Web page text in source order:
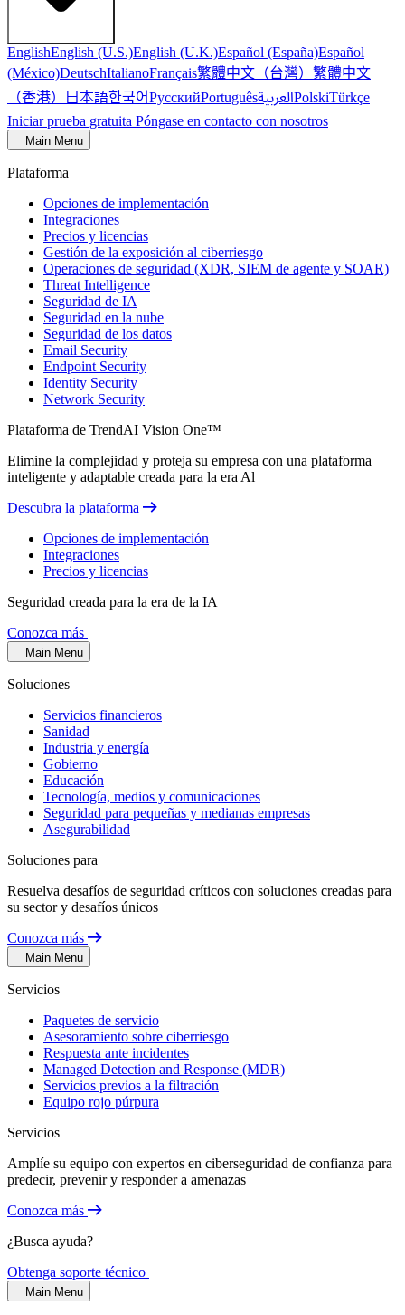
EnglishEnglish (U.S.)English (U.K.)Español (España)Español
(México)DeutschItalianoFrançais繁體中文（台灣） 繁體中文
（香港） 日本語한국어РусскийPortuguêsالعربيةPolskiTürkçe
Iniciar prueba gratuita Póngase en contacto con nosotros
Main Menu
Plataforma
Opciones de implementación
Integraciones
Precios y licencias
Gestión de la exposición al ciberriesgo
Operaciones de seguridad (XDR, SIEM de agente y SOAR)
Threat Intelligence
Seguridad de IA
Seguridad en la nube
Seguridad de los datos
Email Security
Endpoint Security
Identity Security
Network Security
Plataforma de TrendAI Vision One™
Elimine la complejidad y proteja su empresa con una plataforma
inteligente y adaptable creada para la era Al
Descubra la plataforma
Opciones de implementación
Integraciones
Precios y licencias
Seguridad creada para la era de la IA
Conozca más
Main Menu
Soluciones
Servicios financieros
Sanidad
Industria y energía
Gobierno
Educación
Tecnología, medios y comunicaciones
Seguridad para pequeñas y medianas empresas
Asegurabilidad
Soluciones para
Resuelva desafíos de seguridad críticos con soluciones creadas para
su sector y desafíos únicos
Conozca más
Main Menu
Servicios
Paquetes de servicio
Asesoramiento sobre ciberriesgo
Respuesta ante incidentes
Managed Detection and Response (MDR)
Servicios previos a la filtración
Equipo rojo púrpura
Servicios
Amplíe su equipo con expertos en ciberseguridad de confianza para
predecir, prevenir y responder a amenazas
Conozca más
¿Busca ayuda?
Obtenga soporte técnico
Main Menu